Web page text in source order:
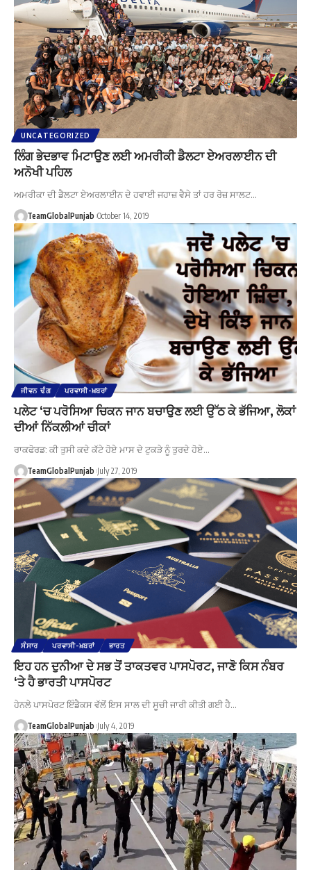
UNCATEGORIZED
ਲਿੰਗ ਭੇਦਭਾਵ ਮਿਟਾਉਣ ਲਈ ਅਮਰੀਕੀ ਡੈਲਟਾ ਏਅਰਲਾਈਨ ਦੀ
ਅਨੋਖੀ ਪਹਿਲ
ਅਮਰੀਕਾ ਦੀ ਡੈਲਟਾ ਏਅਰਲਾਈਨ ਦੇ ਹਵਾਈ ਜਹਾਜ਼ ਵੈਸੇ ਤਾਂ ਹਰ ਰੋਜ਼ ਸਾਲਟ…
TeamGlobalPunjab October 14, 2019
ਜੀਵਨ ਢੰਗ ਪਰਵਾਸੀ-ਖ਼ਬਰਾਂ
ਪਲੇਟ ‘ਚ ਪਰੋਸਿਆ ਚਿਕਨ ਜਾਨ ਬਚਾਉਣ ਲਈ ਉੱਠ ਕੇ ਭੱਜਿਆ, ਲੋਕਾਂ
ਦੀਆਂ ਨਿੱਕਲੀਆਂ ਚੀਕਾਂ
ਰਾਕਫੋਰਡ: ਕੀ ਤੁਸੀ ਕਦੇ ਕੱਟੇ ਹੋਏ ਮਾਸ ਦੇ ਟੁਕੜੇ ਨੂੰ ਤੁਰਦੇ ਹੋਏ…
TeamGlobalPunjab July 27, 2019
ਸੰਸਾਰ ਪਰਵਾਸੀ-ਖ਼ਬਰਾਂ ਭਾਰਤ
ਇਹ ਹਨ ਦੁਨੀਆ ਦੇ ਸਭ ਤੋਂ ਤਾਕਤਵਰ ਪਾਸਪੋਰਟ, ਜਾਣੋ ਕਿਸ ਨੰਬਰ
‘ਤੇ ਹੈ ਭਾਰਤੀ ਪਾਸਪੋਰਟ
ਹੇਨਲੇ ਪਾਸਪੋਰਟ ਇੰਡੈਕਸ ਵੱਲੋਂ ਇਸ ਸਾਲ ਦੀ ਸੂਚੀ ਜਾਰੀ ਕੀਤੀ ਗਈ ਹੈ…
TeamGlobalPunjab July 4, 2019